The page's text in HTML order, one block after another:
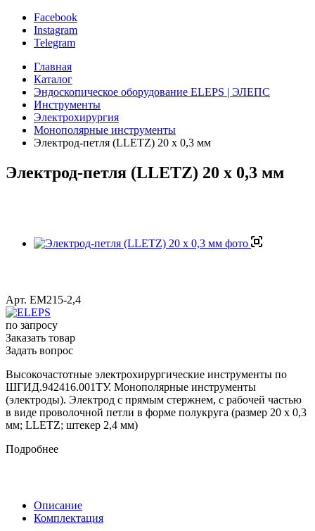
Facebook
Instagram
Telegram
Главная
Каталог
Эндоскопическое оборудование ELEPS | ЭЛЕПС
Инструменты
Электрохирургия
Монополярные инструменты
Электрод-петля (LLETZ) 20 х 0,3 мм
Электрод-петля (LLETZ) 20 х 0,3 мм
Арт. ЕМ215-2,4
по запросу
Заказать товар
Задать вопрос
Высокочастотные электрохирургические инструменты по
ШГИД.942416.001ТУ. Монополярные инструменты
(электроды). Электрод c прямым стержнем, c рабочей частью
в виде проволочной петли в форме полукруга (размер 20 х 0,3
мм; LLETZ; штекер 2,4 мм)
Подробнее
Описание
Комплектация